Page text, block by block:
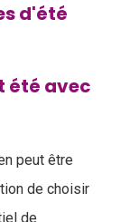
d'été
été avec
peut être
de choisir
de